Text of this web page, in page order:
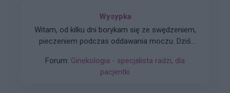
Wysypka
Witam, od kilku dni borykam się ze swędzeniem,
pieczeniem podczas oddawania moczu. Dziś
tak jak na zdjęciu. Czy może ktoś wie, co to
może być?
Forum: Ginekologia - specjalista radzi, dla
pacjentki